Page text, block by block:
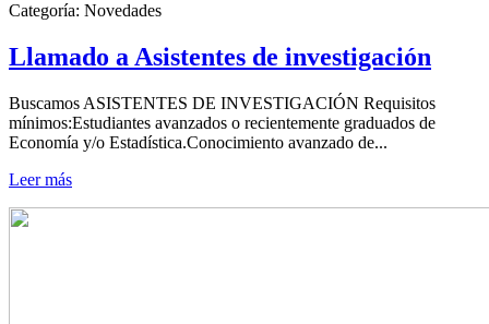
Categoría: Novedades
Llamado a Asistentes de investigación
Buscamos ASISTENTES DE INVESTIGACIÓN Requisitos
mínimos:Estudiantes avanzados o recientemente graduados de
Economía y/o Estadística.Conocimiento avanzado de...
Leer más